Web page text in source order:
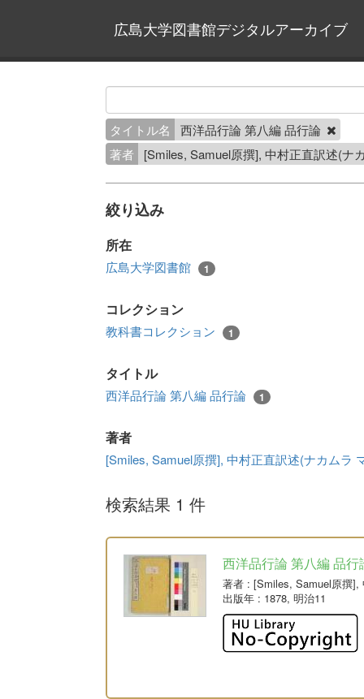
広島大学図書館デジタルアーカイブ
タイトル名
西洋品行論 第八編 品行論
著者
[Smiles, Samuel原撰], 中村正直訳述(ナ
絞り込み
所在
広島大学図書館 1
コレクション
教科書コレクション 1
タイトル
西洋品行論 第八編 品行論 1
著者
[Smiles, Samuel原撰], 中村正直訳述(ナカムラ
検索結果 1 件
西洋品行論 第八編 品行
著者 : [Smiles, Samuel原撰
出版年 : 1878, 明治11